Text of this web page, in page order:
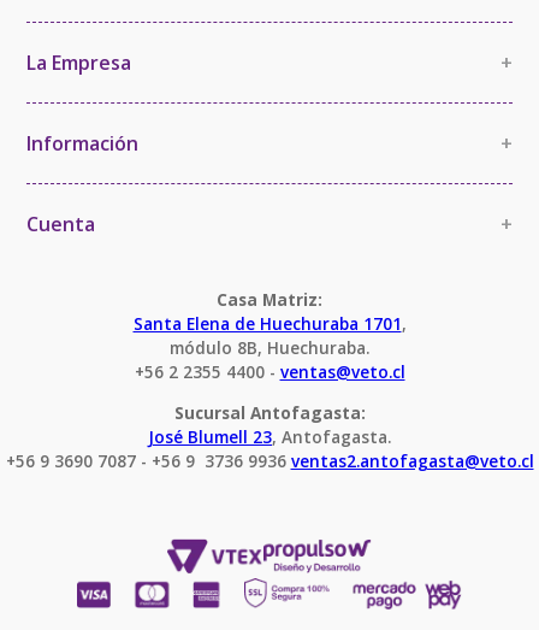
La Empresa +
La Empresa
Política de Imparcialidad y Confidencialidad
Certificaciones y Acreditaciones
Información +
Información Comercial
Términos y Condiciones
Cuenta +
Casa Matriz:
Santa Elena de Huechuraba 1701,
módulo 8B, Huechuraba.
+56 2 2355 4400 - ventas@veto.cl
Sucursal Antofagasta:
José Blumell 23, Antofagasta.
+56 9 3690 7087 - +56 9  3736 9936 ventas2.antofagasta@veto.cl